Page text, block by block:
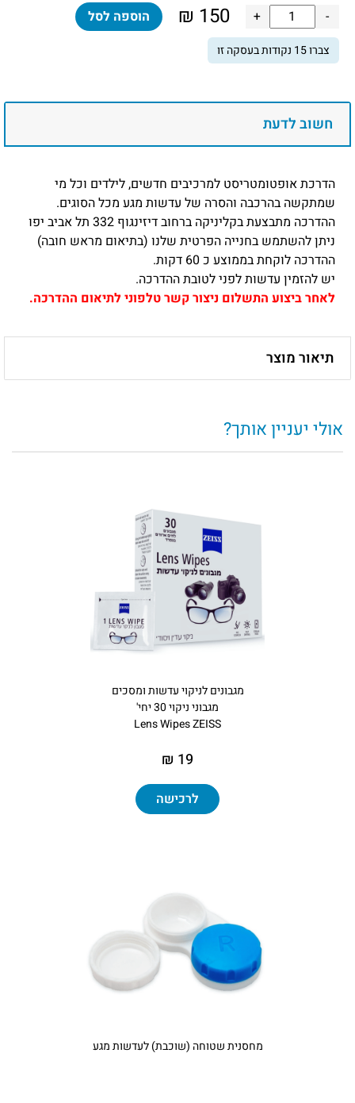
-
כמות
של
הדרכת
חדשים
וילדים
הרכבה
של
עדשות
מגע
+
150
₪ הוספה לסל
צברו15 נקודות בעסקה זו
חשוב לדעת
הדרכת אופטומטריסט למרכיבים חדשים, לילדים וכל מי
שמתקשה בהרכבה והסרה של עדשות מגע מכל הסוגים.
ההדרכה מתבצעת בקליניקה ברחוב דיזינגוף 332 תל אביב יפו
ניתן להשתמש בחנייה הפרטית שלנו (בתיאום מראש חובה)
ההדרכה לוקחת בממוצע כ 60 דקות.
יש להזמין עדשות לפני לטובת ההדרכה.
לאחר ביצוע התשלום ניצור קשר טלפוני לתיאום ההדרכה.
תיאור מוצר
אולי יעניין אותך?
מגבונים‏ ‏לניקוי‏ ‏עדשות ומסכים
מגבוני ניקוי 30 יחי'
Lens Wipes ZEISS
19 ₪
לרכישה
מחסנית שטוחה (שוכבת) לעדשות מגע